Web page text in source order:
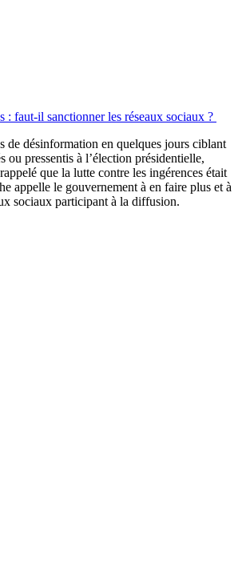
: faut-il sanctionner les réseaux sociaux ?
de désinformation en quelques jours ciblant
ou pressentis à l’élection présidentielle,
que la lutte contre les ingérences était
appelle le gouvernement à en faire plus et à
sociaux participant à la diffusion.